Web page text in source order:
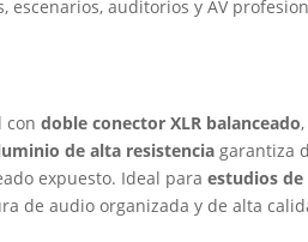
escenarios, auditorios y AV
condoble conector XLR balanceado
de alta resistencia garantiza
expuesto. Ideal paraestudios
de audio organizada y de alta